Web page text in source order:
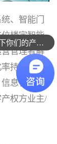
、智能门
楼宇智能
管理者解
持续下滑
息化、数
权方业主/
可以介绍下你们的产品么？